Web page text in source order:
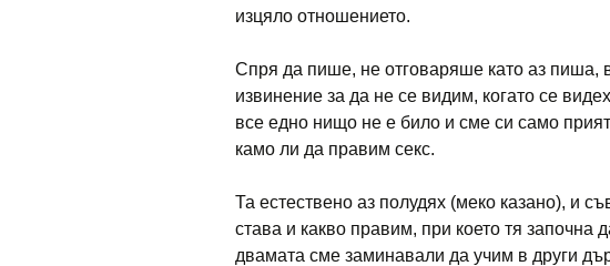
изцяло отношението.
Спря да пише, не отговаряше като аз пиша,
извинение за да не се видим, когато се
все едно нищо не е било и сме си само
камо ли да правим секс.
Та естествено аз полудях (меко казано), и
става и какво правим, при което тя започна
двамата сме заминавали да учим в други